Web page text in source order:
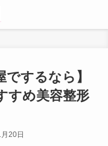
でするなら】
すめ美容整形
20日